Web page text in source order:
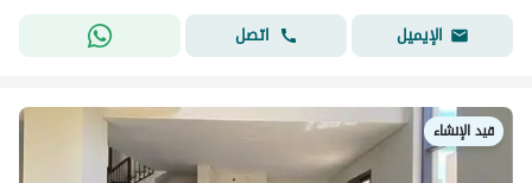
الإيميل
اتصل
قيد الإنشاء